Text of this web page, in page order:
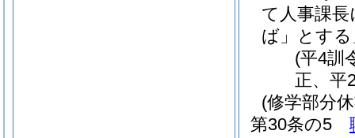
て人事課
ば」とす
(平4訓
正、平
(修学部分
第30条の5